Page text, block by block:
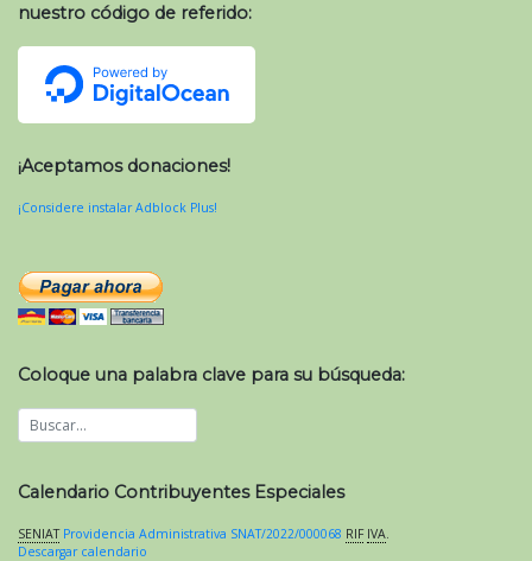
nuestro código de referido:
¡Aceptamos donaciones!
¡Considere instalar Adblock Plus!
Coloque una palabra clave para su búsqueda:
Calendario Contribuyentes Especiales
SENIAT Providencia Administrativa SNAT/2022/000068 RIF IVA.
Descargar calendario